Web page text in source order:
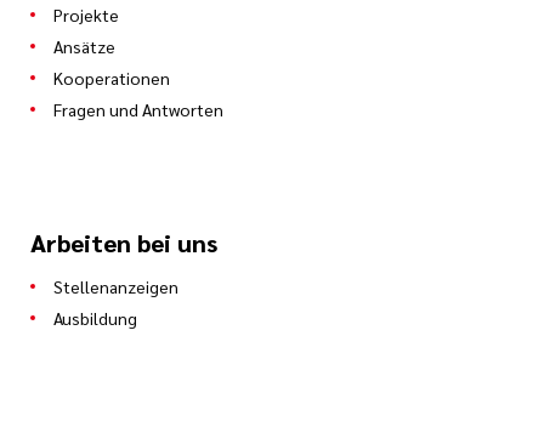
Projekte
Ansätze
Kooperationen
Fragen und Antworten
Arbeiten bei uns
Stellenanzeigen
Ausbildung